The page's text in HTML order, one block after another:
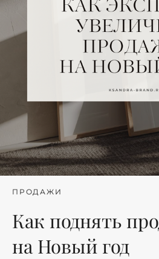
ПРОДАЖИ
Как поднять
на Новый год